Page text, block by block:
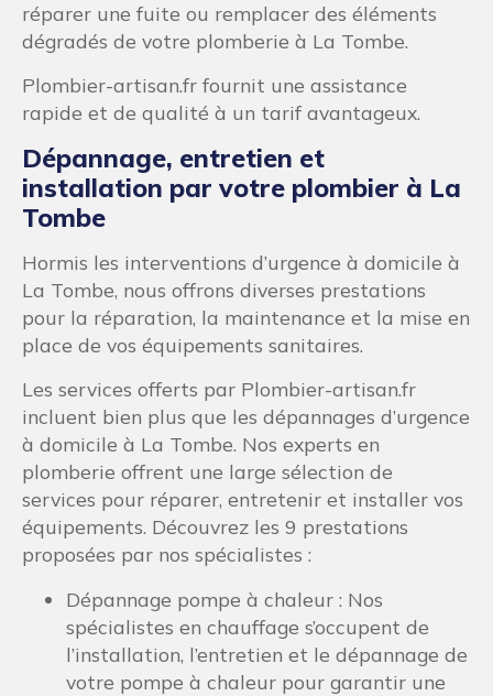
réparer une fuite ou remplacer des éléments
dégradés de votre plomberie à La Tombe.
Plombier-artisan.fr fournit une assistance
rapide et de qualité à un tarif avantageux.
Dépannage, entretien et
installation par votre plombier à La
Tombe
Hormis les interventions d’urgence à domicile à
La Tombe, nous offrons diverses prestations
pour la réparation, la maintenance et la mise en
place de vos équipements sanitaires.
Les services offerts par Plombier-artisan.fr
incluent bien plus que les dépannages d’urgence
à domicile à La Tombe. Nos experts en
plomberie offrent une large sélection de
services pour réparer, entretenir et installer vos
équipements. Découvrez les 9 prestations
proposées par nos spécialistes :
Dépannage pompe à chaleur : Nos
spécialistes en chauffage s’occupent de
l’installation, l’entretien et le dépannage de
votre pompe à chaleur pour garantir une